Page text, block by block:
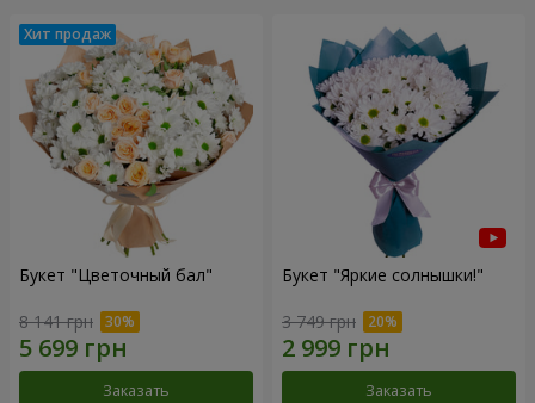
Букет "Цветочный бал"
8 141 грн
Заказать
Букет "Яркие солнышки!"
3 749 грн
Заказать